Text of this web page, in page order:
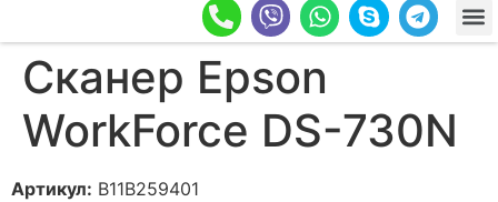
Сканер Epson
WorkForce DS-730N
Артикул: B11B259401